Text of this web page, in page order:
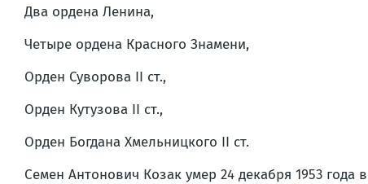
Два ордена Ленина,
Четыре ордена Красного Знамени,
Орден Суворова II ст.,
Орден Кутузова II ст.,
Орден Богдана Хмельницкого II ст.
Семен Антонович Козак умер 24 декабря 1953 года